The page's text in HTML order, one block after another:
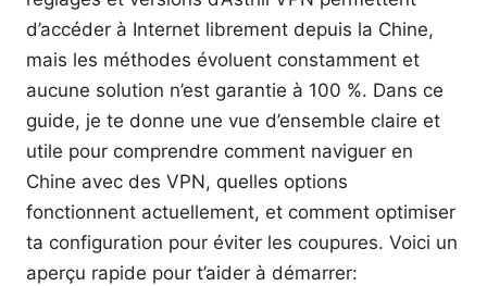
d’accéder à Internet librement depuis la Chine,
mais les méthodes évoluent constamment et
aucune solution n’est garantie à 100 %. Dans ce
guide, je te donne une vue d’ensemble claire et
utile pour comprendre comment naviguer en
Chine avec des VPN, quelles options
fonctionnent actuellement, et comment optimiser
ta configuration pour éviter les coupures. Voici un
aperçu rapide pour t’aider à démarrer: